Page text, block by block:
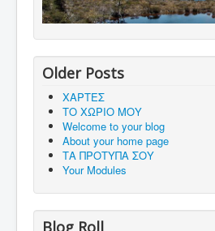
Older Posts
ΧΑΡΤΕΣ
ΤΟ ΧΩΡΙΟ ΜΟΥ
Welcome to your blog
About your home page
ΤΑ ΠΡΟΤΥΠΑ ΣΟΥ
Your Modules
Blog Roll